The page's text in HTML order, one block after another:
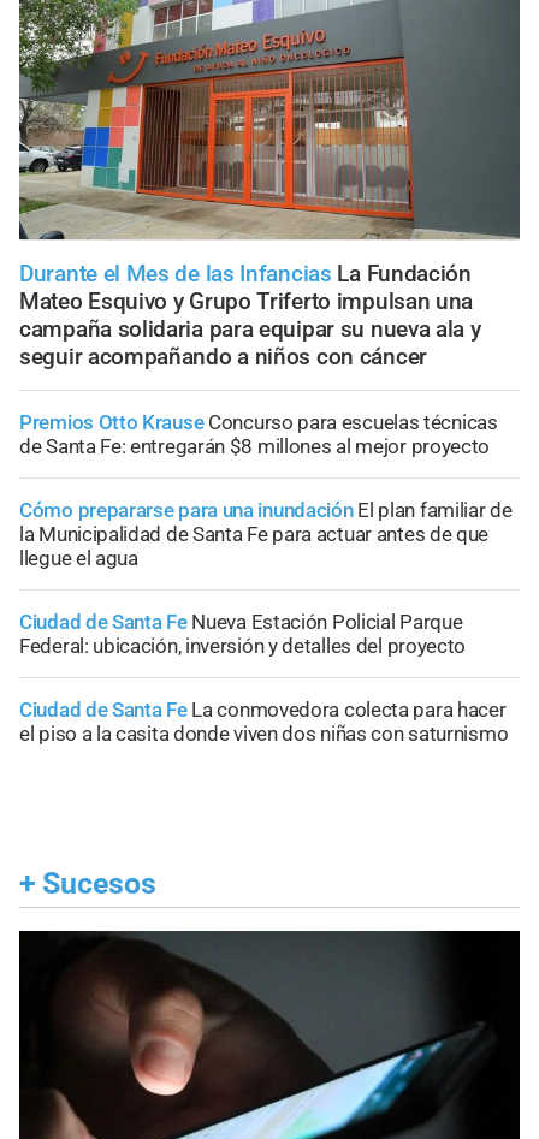
Durante el Mes de las Infancias La Fundación
Mateo Esquivo y Grupo Triferto impulsan una
campaña solidaria para equipar su nueva ala y
seguir acompañando a niños con cáncer
Premios Otto Krause Concurso para escuelas técnicas
de Santa Fe: entregarán $8 millones al mejor proyecto
Cómo prepararse para una inundación El plan familiar de
la Municipalidad de Santa Fe para actuar antes de que
llegue el agua
Ciudad de Santa Fe Nueva Estación Policial Parque
Federal: ubicación, inversión y detalles del proyecto
Ciudad de Santa Fe La conmovedora colecta para hacer
el piso a la casita donde viven dos niñas con saturnismo
+ Sucesos